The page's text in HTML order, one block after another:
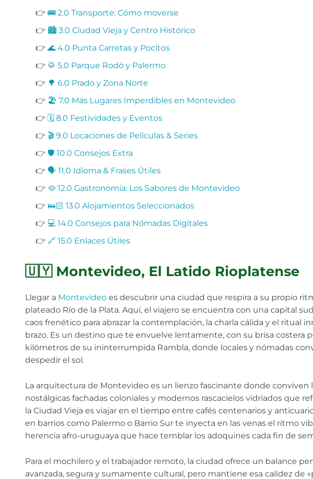
👉 🚌 2.0 Transporte: Cómo moverse
👉 🏙️ 3.0 Ciudad Vieja y Centro Histórico
👉 🌊 4.0 Punta Carretas y Pocitos
👉 🥁 5.0 Parque Rodó y Palermo
👉 🌳 6.0 Prado y Zona Norte
👉 🏖️ 7.0 Más Lugares Imperdibles en Montevideo
👉 🗓️ 8.0 Festividades y Eventos
👉 🎬 9.0 Locaciones de Películas & Series
👉 🛡️ 10.0 Consejos Extra
👉 🗣️ 11.0 Idioma & Frases Útiles
👉 🥘 12.0 Gastronomía: Los Sabores de Montevideo
👉 🛌🏻 13.0 Alojamientos Seleccionados
👉 💻 14.0 Consejos para Nómadas Digitales
👉 🔗 15.0 Enlaces Útiles
🇺🇾 Montevideo, El Latido Rioplatense
Llegar a Montevideo es descubrir una ciudad que respira a su propio
plateado Río de la Plata. Aquí, el viajero se encuentra con una capital
caos frenético para abrazar la contemplación, la charla cálida y el ritual
brazo. Es un destino que te envuelve lentamente, con su brisa costera
kilómetros de su ininterrumpida Rambla, donde locales y nómadas
despedir el sol.
La arquitectura de Montevideo es un lienzo fascinante donde conviven
nostálgicas fachadas coloniales y modernos rascacielos vidriados que
la Ciudad Vieja es viajar en el tiempo entre cafés centenarios y
en barrios como Palermo o Barrio Sur te inyecta en las venas el ritmo
herencia afro-uruguaya que hace temblar los adoquines cada fin de
Para el mochilero y el trabajador remoto, la ciudad ofrece un balance
avanzada, segura y sumamente cultural, pero mantiene esa calidez de